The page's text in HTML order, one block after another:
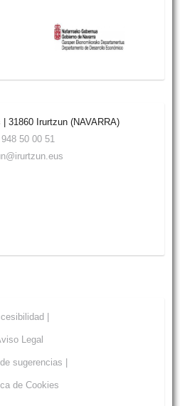
31860 Irurtzun (NAVARRA)
948 50 00 51
|
Legal
sugerencias |
de Cookies